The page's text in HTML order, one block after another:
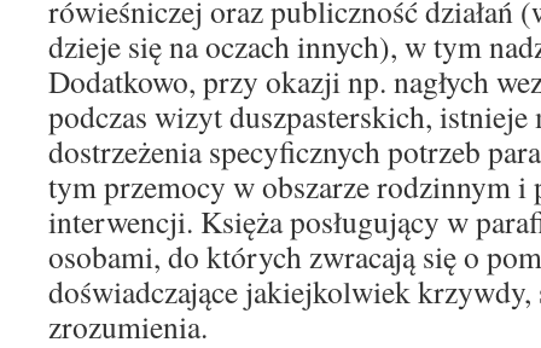
rówieśniczej oraz publiczność działań
dzieje się na oczach innych), w tym
Dodatkowo, przy okazji np. nagłych
podczas wizyt duszpasterskich,
dostrzeżenia specyficznych potrzeb
tym przemocy w obszarze rodzinnym i
interwencji. Księża posługujący w
osobami, do których zwracają się o
doświadczające jakiejkolwiek krzywdy,
zrozumienia.